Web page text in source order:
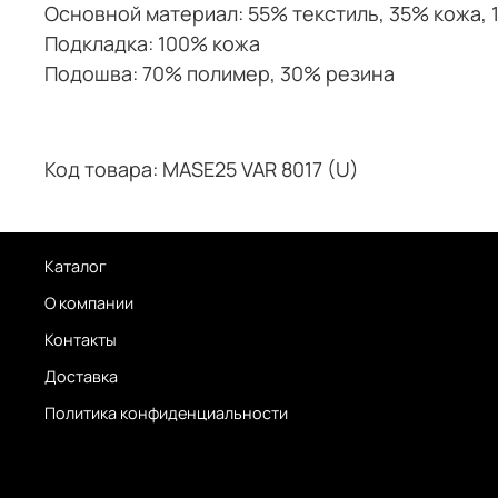
Основной материал: 55% текстиль, 35% кожа,
Подкладка: 100% кожа
Подошва: 70% полимер, 30% резина
Код товара: MASE25 VAR 8017 (U)
Каталог
О компании
Контакты
Доставка
Политика конфиденциальности